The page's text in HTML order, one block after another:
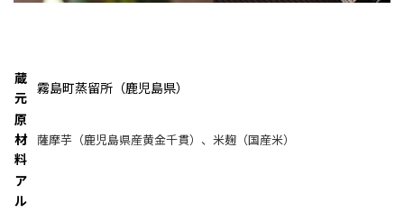
蔵
元
霧島町蒸留所（鹿児島県）
原
材
料
薩摩芋（鹿児島県産黄金千貫）、米麹（国産米）
ア
ル